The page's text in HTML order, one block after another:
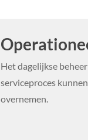
Het dagelijkse
serviceproces
overnemen.